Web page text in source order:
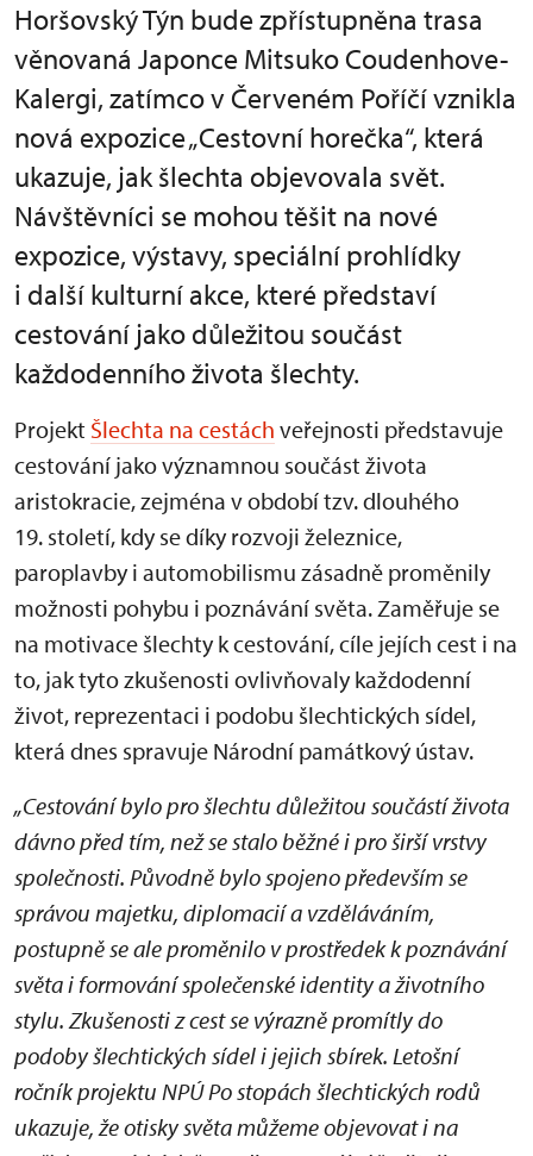
Horšovský Týn bude zpřístupněna trasa
věnovaná Japonce Mitsuko Coudenhove-
Kalergi, zatímco v Červeném Poříčí vznikla
nová expozice „Cestovní horečka“, která
ukazuje, jak šlechta objevovala svět.
Návštěvníci se mohou těšit na nové
expozice, výstavy, speciální prohlídky
i další kulturní akce, které představí
cestování jako důležitou součást
každodenního života šlechty.
Projekt Šlechta na cestách veřejnosti představuje
cestování jako významnou součást života
aristokracie, zejména v období tzv. dlouhého
19. století, kdy se díky rozvoji železnice,
paroplavby i automobilismu zásadně proměnily
možnosti pohybu i poznávání světa. Zaměřuje se
na motivace šlechty k cestování, cíle jejích cest i na
to, jak tyto zkušenosti ovlivňovaly každodenní
život, reprezentaci i podobu šlechtických sídel,
která dnes spravuje Národní památkový ústav.
„Cestování bylo pro šlechtu důležitou součástí života
dávno před tím, než se stalo běžné i pro širší vrstvy
společnosti. Původně bylo spojeno především se
správou majetku, diplomacií a vzděláváním,
postupně se ale proměnilo v prostředek k poznávání
světa i formování společenské identity a životního
stylu. Zkušenosti z cest se výrazně promítly do
podoby šlechtických sídel i jejich sbírek. Letošní
ročník projektu NPÚ Po stopách šlechtických rodů
ukazuje, že otisky světa můžeme objevovat i na